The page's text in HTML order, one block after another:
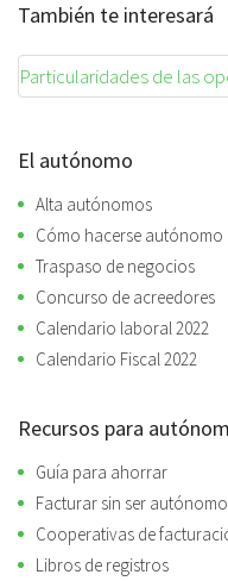
También te interesará
Particularidades de las
El autónomo
Alta autónomos
Cómo hacerse autónomo
Traspaso de negocios
Concurso de acreedores
Calendario laboral 2022
Calendario Fiscal 2022
Recursos para
Guía para ahorrar
Facturar sin ser autónomo
Cooperativas de
Libros de registros